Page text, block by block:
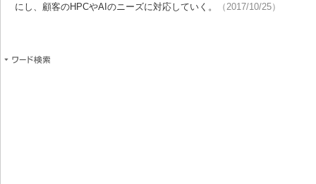
にし、顧客のHPCやAIのニーズに対応していく。
（2017/10/25）